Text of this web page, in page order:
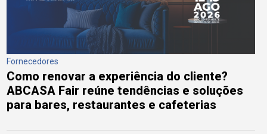
Fornecedores
Como renovar a experiência do cliente?
ABCASA Fair reúne tendências e soluções
para bares, restaurantes e cafeterias